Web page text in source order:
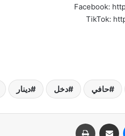
Facebook:
TikTok:
حافي دخل دينار
ماسنجر مشاركة عبر البريد